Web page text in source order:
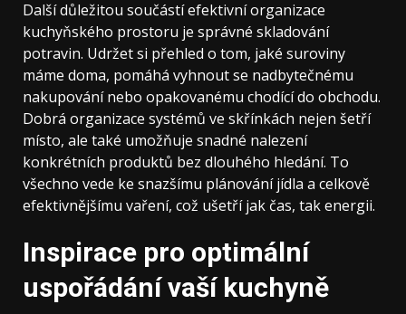
Další důležitou součástí efektivní organizace
kuchyňského prostoru je správné skladování
potravin. Udržet si přehled o tom, jaké suroviny
máme doma, pomáhá vyhnout se nadbytečnému
nakupování nebo opakovanému chodící do obchodu.
Dobrá organizace systémů ve skřínkách nejen šetří
místo, ale také umožňuje snadné nalezení
konkrétních produktů bez dlouhého hledání. To
všechno vede ke snazšímu plánování jídla a celkově
efektivnějšímu vaření, což ušetří jak čas, tak energii.
Inspirace pro optimální
uspořádání vaší kuchyně